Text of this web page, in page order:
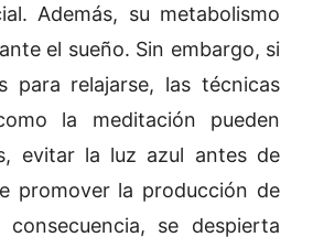
Además, su metabolismo
el sueño. Sin embargo, si
para relajarse, las técnicas
la meditación pueden
evitar la luz azul antes de
promover la producción de
consecuencia, se despierta